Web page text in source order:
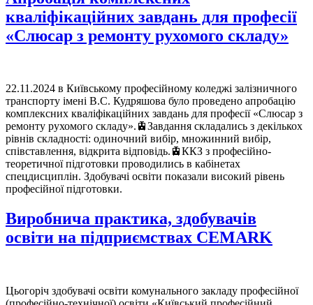
кваліфікаційних завдань для професії
«Слюсар з ремонту рухомого складу»
22.11.2024 в Київському професійному коледжі залізничного
транспорту імені В.С. Кудряшова було проведено апробацію
комплексних кваліфікаційних завдань для професії «Слюсар з
ремонту рухомого складу».🚊Завдання складались з декількох
рівнів складності: одиночний вибір, множинний вибір,
співставлення, відкрита відповідь.🚊ККЗ з професійно-
теоретичної підготовки проводились в кабінетах
спецдисциплін. Здобувачі освіти показали високий рівень
професійної підготовки.
Виробнича практика, здобувачів
освіти на підприємствах CEMARK
Цьогоріч здобувачі освіти комунального закладу професійної